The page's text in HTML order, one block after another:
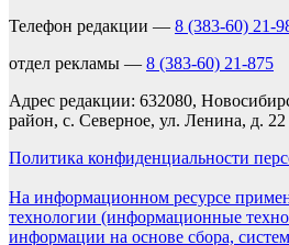
Телефон редакции — 8 (383-60) 21-
отдел рекламы — 8 (383-60) 21-875
Адрес редакции: 632080,
район, с. Северное, ул. Ленина, д. 22
Политика конфиденциальности
На информационном ресурсе
технологии (информационные
информации на основе сбора,